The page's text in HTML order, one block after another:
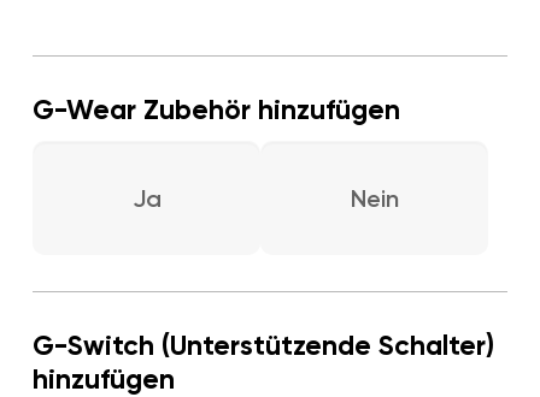
G-Wear Zubehör hinzufügen
Ja Nein
G-Switch (Unterstützende Schalter)
hinzufügen